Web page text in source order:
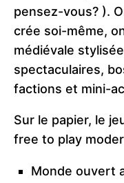
pensez-vous? ).
crée soi-même,
médiévale
spectaculaires,
factions et mini-
Sur le papier, le
free to play
Monde ouvert